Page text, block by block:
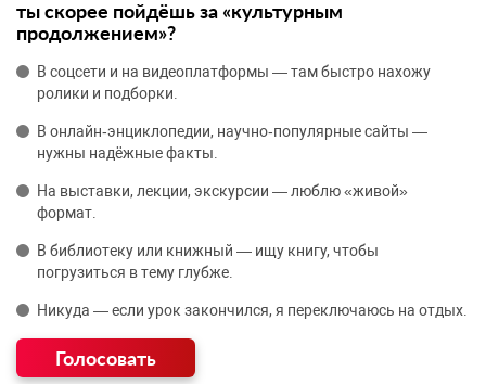
ты скорее пойдёшь за «культурным
продолжением»?
В соцсети и на видеоплатформы — там быстро нахожу
ролики и подборки.
В онлайн‑энциклопедии, научно‑популярные сайты —
нужны надёжные факты.
На выставки, лекции, экскурсии — люблю «живой»
формат.
В библиотеку или книжный — ищу книгу, чтобы
погрузиться в тему глубже.
Никуда — если урок закончился, я переключаюсь на отдых.